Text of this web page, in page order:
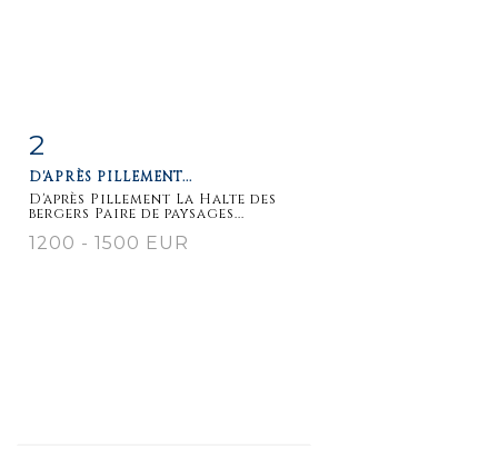
2
D'APRÈS PILLEMENT...
D'après Pillement La Halte des
bergers Paire de paysages...
1200 - 1500 EUR